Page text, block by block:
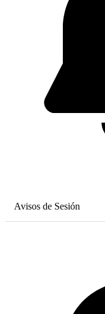
Avisos de Sesión